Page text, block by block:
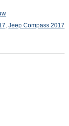
, Jeep Compass 2017